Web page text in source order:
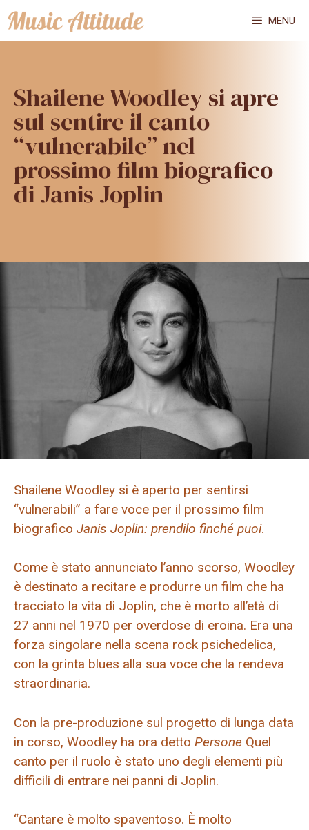
Vai
al
MENU
Shailene Woodley si apre
sul sentire il canto
“vulnerabile” nel
prossimo film biografico
di Janis Joplin
Shailene Woodley si è aperto per sentirsi
“vulnerabili” a fare voce per il prossimo film
biografico Janis Joplin: prendilo finché puoi.
Come è stato annunciato l’anno scorso, Woodley
è destinato a recitare e produrre un film che ha
tracciato la vita di Joplin, che è morto all’età di
27 anni nel 1970 per overdose di eroina. Era una
forza singolare nella scena rock psichedelica,
con la grinta blues alla sua voce che la rendeva
straordinaria.
Con la pre-produzione sul progetto di lunga data
in corso, Woodley ha ora detto Persone Quel
canto per il ruolo è stato uno degli elementi più
difficili di entrare nei panni di Joplin.
“Cantare è molto spaventoso. È molto